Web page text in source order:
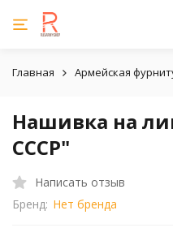
Главная Армейская
Нашивка на
СССР"
Написать отзыв
Бренд: Нет бренда